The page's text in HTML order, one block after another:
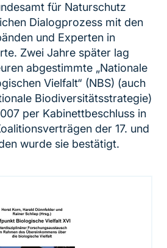
für Naturschutz
Dialogprozess mit den
und Experten in
Zwei Jahre später lag
abgestimmte „Nationale
Vielfalt“ (NBS) (auch
Biodiversitätsstrategie)
per Kabinettbeschluss in
der 17. und
wurde sie bestätigt.